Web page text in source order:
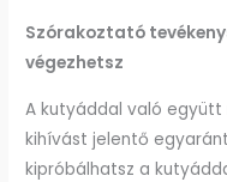
Szórakoztató
végezhetsz
A kutyáddal való
kihívást jelentő
kipróbálhatsz a